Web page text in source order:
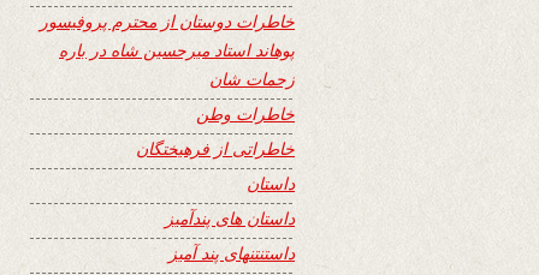
خاطرات دوستان از محترم پروفیسور
پوهاند استاد میرحسین شاه در باره
زحمات شان
خاطرات وطن
خاطراتی از فرهیختگان
داستان
داستان های پندآمیز
داستنتنهای پند آمیز